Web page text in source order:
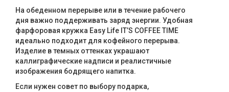
На обеденном перерыве или в течение рабочего
дня важно поддерживать заряд энергии. Удобная
фарфоровая кружка Easy Life IT’S COFFEE TIME
идеально подходит для кофейного перерыва.
Изделие в темных оттенках украшают
каллиграфические надписи и реалистичные
изображения бодрящего напитка.
Если нужен совет по выбору подарка,